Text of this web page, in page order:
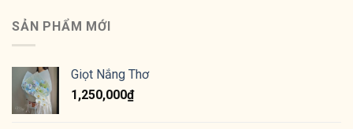
SẢN PHẨM MỚI
Giọt Nắng Thơ
1,250,000₫